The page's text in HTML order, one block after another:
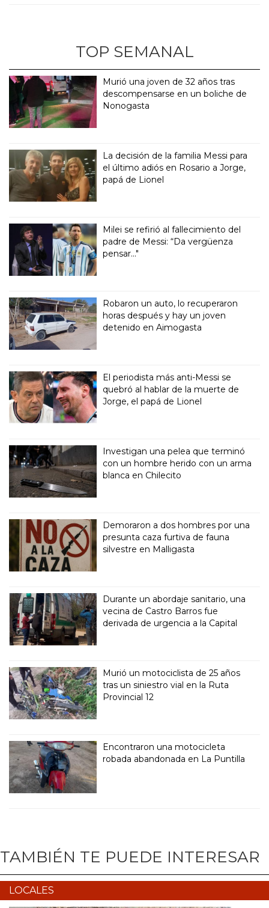
TOP SEMANAL
Murió una joven de 32 años tras
descompensarse en un boliche de
Nonogasta
La decisión de la familia Messi para
el último adiós en Rosario a Jorge,
papá de Lionel
Milei se refirió al fallecimiento del
padre de Messi: “Da vergüenza
pensar..."
Robaron un auto, lo recuperaron
horas después y hay un joven
detenido en Aimogasta
El periodista más anti-Messi se
quebró al hablar de la muerte de
Jorge, el papá de Lionel
Investigan una pelea que terminó
con un hombre herido con un arma
blanca en Chilecito
Demoraron a dos hombres por una
presunta caza furtiva de fauna
silvestre en Malligasta
Durante un abordaje sanitario, una
vecina de Castro Barros fue
derivada de urgencia a la Capital
Murió un motociclista de 25 años
tras un siniestro vial en la Ruta
Provincial 12
Encontraron una motocicleta
robada abandonada en La Puntilla
TAMBIÉN TE PUEDE INTERESAR
LOCALES